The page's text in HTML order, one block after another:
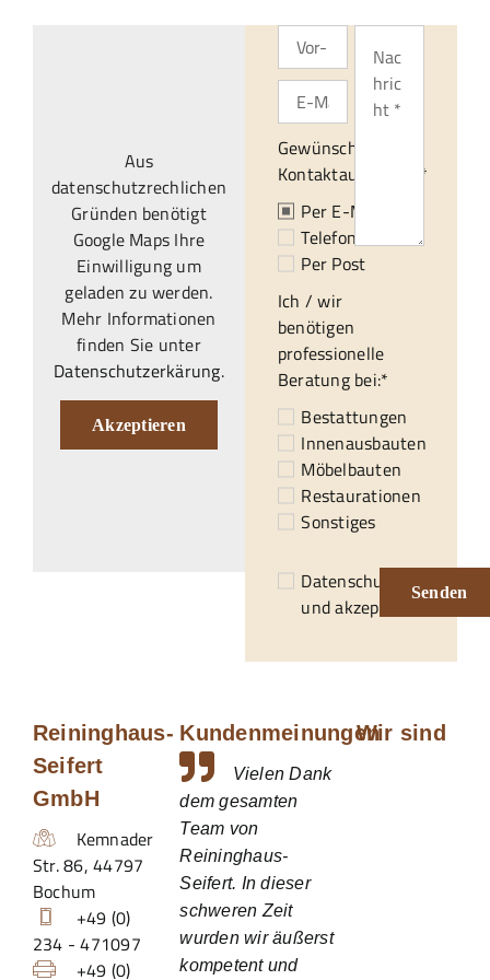
Aus
datenschutzrechlichen
Gründen benötigt
Google Maps Ihre
Einwilligung um
geladen zu werden.
Mehr Informationen
finden Sie unter
Datenschutzerkärung.
Akzeptieren
Gewünschte
Kontaktaufnahme:*
Per E-Mail
Telefonisch
Per Post
Ich / wir
benötigen
professionelle
Beratung bei:*
Bestattungen
Innenausbauten
Möbelbauten
Restaurationen
Sonstiges
Datenschutzerklärung
und akzeptiert.*
Senden
Reininghaus-
Seifert
GmbH
Kemnader
Str. 86,44797
Bochum
+49 (0)
234 - 471097
+49 (0)
Kundenmeinungen
Vielen Dank
dem gesamten
Team von
Reininghaus-
Seifert. In dieser
schweren Zeit
wurden wir äußerst
kompetent und
Wir sind